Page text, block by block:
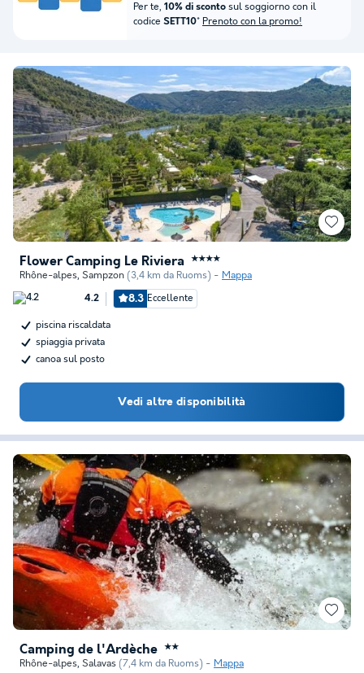
Flower Camping Le Riviera ★★★★
Rhône-alpes, Sampzon (3,4 km da Ruoms) Mappa
4.2 8.3 Eccellente
piscina riscaldata
spiaggia privata
canoa sul posto
Vedi altre disponibilità
Camping de l'Ardèche ★★
Rhône-alpes, Salavas (7,4 km da Ruoms) Mappa
Per te, 10% di sconto sul soggiorno con il
codice SETT10* Prenoto con la promo!